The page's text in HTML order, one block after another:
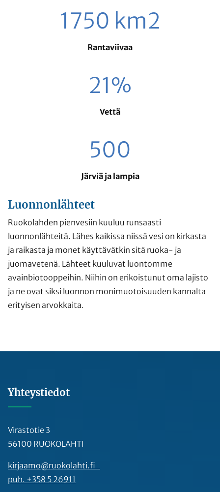
1750 km2
Rantaviivaa
21%
Vettä
500
Järviä ja lampia
Luonnonlähteet
Ruokolahden pienvesiin kuuluu runsaasti
luonnonlähteitä. Lähes kaikissa niissä vesi on kirkasta
ja raikasta ja monet käyttävätkin sitä ruoka- ja
juomavetenä. Lähteet kuuluvat luontomme
avainbiotooppeihin. Niihin on erikoistunut oma lajisto
ja ne ovat siksi luonnon monimuotoisuuden kannalta
erityisen arvokkaita.
Yhteystiedot
Virastotie 3
56100 RUOKOLAHTI
kirjaamo@ruokolahti.fi
puh. +358 5 26911